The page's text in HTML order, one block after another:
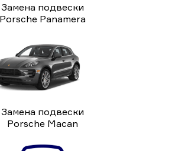
Замена подвески
Porsche Panamera
Замена подвески
Porsche Macan